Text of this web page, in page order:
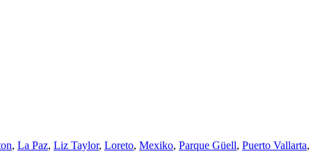
, La Paz, Liz Taylor, Loreto, Mexiko, Parque Güell, Puerto Vallarta,